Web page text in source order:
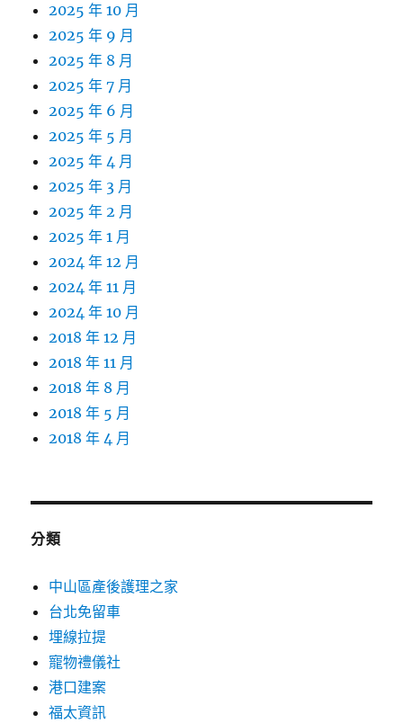
2025 年 10 月
2025 年 9 月
2025 年 8 月
2025 年 7 月
2025 年 6 月
2025 年 5 月
2025 年 4 月
2025 年 3 月
2025 年 2 月
2025 年 1 月
2024 年 12 月
2024 年 11 月
2024 年 10 月
2018 年 12 月
2018 年 11 月
2018 年 8 月
2018 年 5 月
2018 年 4 月
分類
中山區產後護理之家
台北免留車
埋線拉提
寵物禮儀社
港口建案
福太資訊